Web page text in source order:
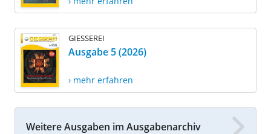
GIESSEREI
Ausgabe 5 (2026)
› mehr erfahren
Weitere Ausgaben im Ausgabenarchiv